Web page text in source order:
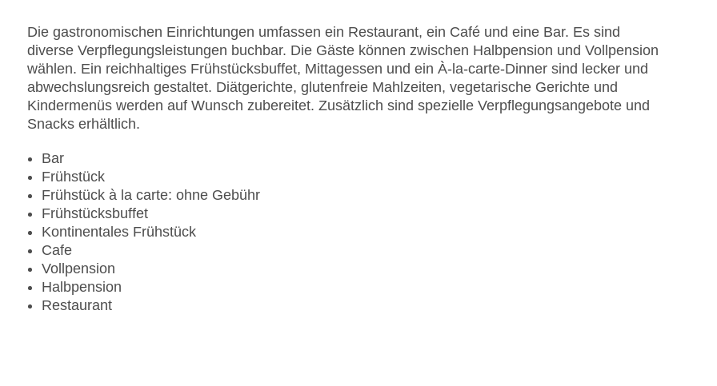
Landeskategorie: 4 Sterne
Die gastronomischen Einrichtungen umfassen ein Restaurant, ein Café und eine Bar. Es sind
diverse Verpflegungsleistungen buchbar. Die Gäste können zwischen Halbpension und Vollpension
wählen. Ein reichhaltiges Frühstücksbuffet, Mittagessen und ein À-la-carte-Dinner sind lecker und
abwechslungsreich gestaltet. Diätgerichte, glutenfreie Mahlzeiten, vegetarische Gerichte und
Kindermenüs werden auf Wunsch zubereitet. Zusätzlich sind spezielle Verpflegungsangebote und
Snacks erhältlich.
Bar
Frühstück
Frühstück à la carte: ohne Gebühr
Frühstücksbuffet
Kontinentales Frühstück
Cafe
Vollpension
Halbpension
Restaurant